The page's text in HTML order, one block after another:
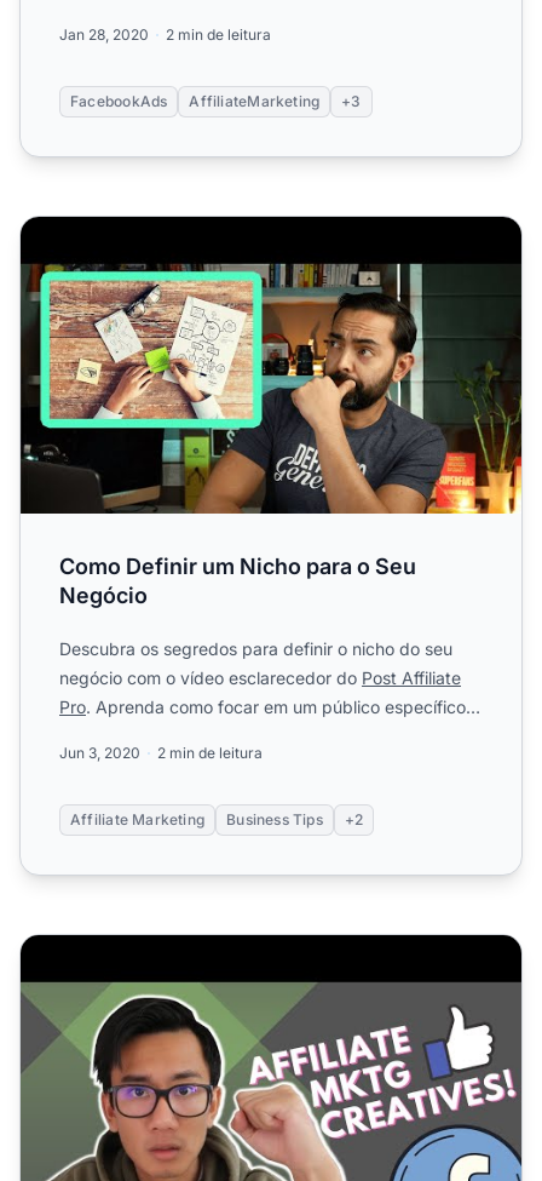
Jan 28, 2020 2 min de leitura
FacebookAds AffiliateMarketing +3
Como Definir um Nicho para o Seu Negócio
Como Definir um Nicho para o Seu
Negócio
Descubra os segredos para definir o nicho do seu
negócio com o vídeo esclarecedor do Post Affiliate
Pro. Aprenda como focar em um público específico
Jun 3, 2020 2 min de leitura
Affiliate Marketing Business Tips +2
Como Encontrar Marketing de Afiliados Vencedor